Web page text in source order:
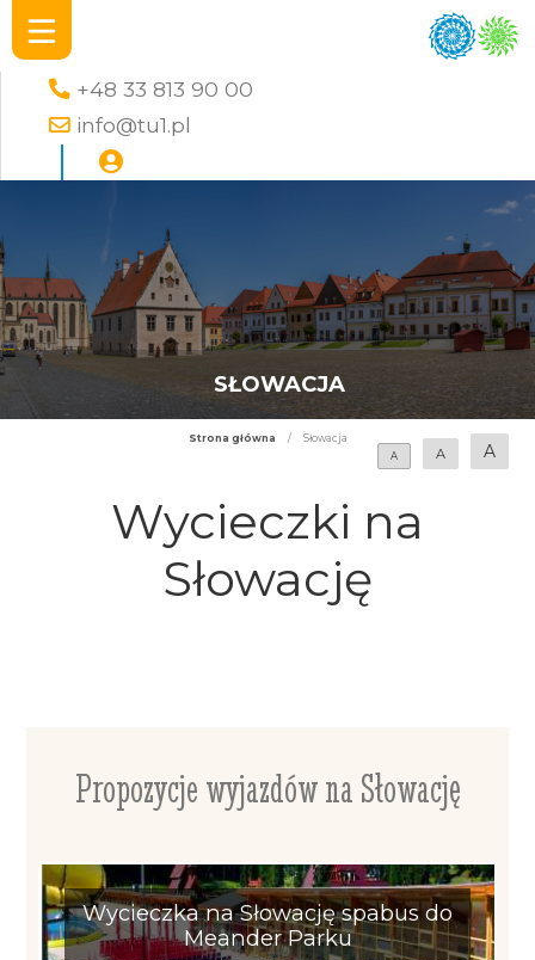
+48 33 813 90 00
info@tu1.pl
SŁOWACJA
Strona główna /
Słowacja
A
A A
Wycieczki na
Słowację
Propozycje wyjazdów na Słowację
Wycieczka na Słowację spabus do
Meander Parku